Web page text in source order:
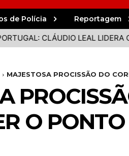
de Polícia Reportagem
CLÁUDIO LEAL LIDERA O PÓDIO
MAJESTOSA PROCISSÃO DO
O